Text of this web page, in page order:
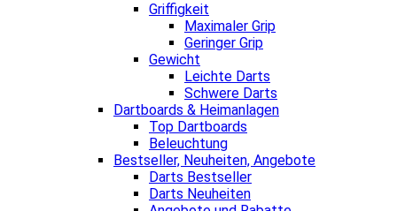
Griffigkeit
Maximaler Grip
Geringer Grip
Gewicht
Leichte Darts
Schwere Darts
Dartboards & Heimanlagen
Top Dartboards
Beleuchtung
Bestseller, Neuheiten, Angebote
Darts Bestseller
Darts Neuheiten